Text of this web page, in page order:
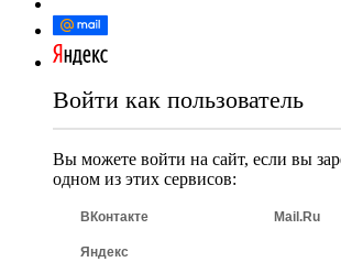
Войти как пользователь
Вы можете войти на сайт, если вы
одном из этих сервисов:
ВКонтакте Mail.Ru
Яндекс